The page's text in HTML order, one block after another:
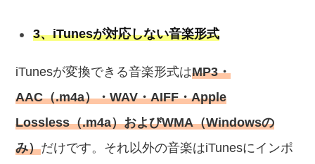
3、iTunesが対応しない音楽形式
iTunesが変換できる音楽形式はMP3・
AAC（.m4a）・WAV・AIFF・Apple
Lossless（.m4a）およびWMA（Windowsの
み）だけです。それ以外の音楽はiTunesにインポ